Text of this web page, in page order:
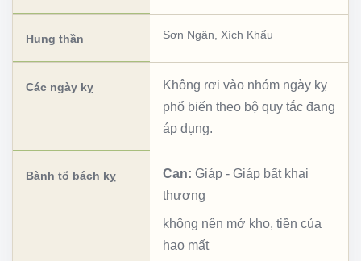
Hung thần Sơn Ngân Xích Khẩu
Các ngày kỵ
Không rơi vào nhóm ngày kỵ
phổ biến theo bộ quy tắc đang
áp dụng.
Bành tổ bách kỵ Can: Giáp - Giáp bất khai
thương
không nên mở kho, tiền của
hao mất